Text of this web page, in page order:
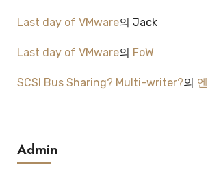
Last day of VMware의 Jack
Last day of VMware의 FoW
SCSI Bus Sharing? Multi-writer?의
Admin